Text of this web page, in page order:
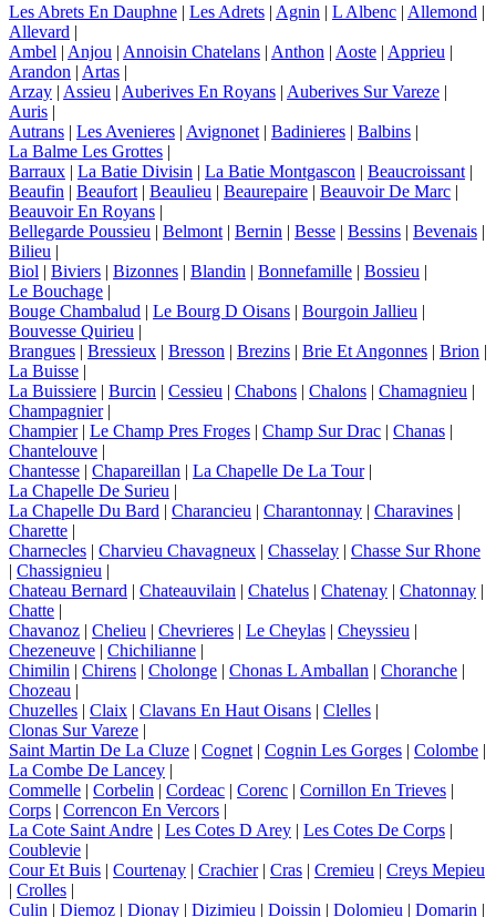
Les Abrets En Dauphne | Les Adrets | Agnin | L Albenc | Allemond |
Allevard |
Ambel | Anjou | Annoisin Chatelans | Anthon | Aoste | Apprieu |
Arandon | Artas |
Arzay | Assieu | Auberives En Royans | Auberives Sur Vareze |
Auris |
Autrans | Les Avenieres | Avignonet | Badinieres | Balbins |
La Balme Les Grottes |
Barraux | La Batie Divisin | La Batie Montgascon | Beaucroissant |
Beaufin | Beaufort | Beaulieu | Beaurepaire | Beauvoir De Marc |
Beauvoir En Royans |
Bellegarde Poussieu | Belmont | Bernin | Besse | Bessins | Bevenais |
Bilieu |
Biol | Biviers | Bizonnes | Blandin | Bonnefamille | Bossieu |
Le Bouchage |
Bouge Chambalud | Le Bourg D Oisans | Bourgoin Jallieu |
Bouvesse Quirieu |
Brangues | Bressieux | Bresson | Brezins | Brie Et Angonnes | Brion |
La Buisse |
La Buissiere | Burcin | Cessieu | Chabons | Chalons | Chamagnieu |
Champagnier |
Champier | Le Champ Pres Froges | Champ Sur Drac | Chanas |
Chantelouve |
Chantesse | Chapareillan | La Chapelle De La Tour |
La Chapelle De Surieu |
La Chapelle Du Bard | Charancieu | Charantonnay | Charavines |
Charette |
Charnecles | Charvieu Chavagneux | Chasselay | Chasse Sur Rhone
| Chassignieu |
Chateau Bernard | Chateauvilain | Chatelus | Chatenay | Chatonnay |
Chatte |
Chavanoz | Chelieu | Chevrieres | Le Cheylas | Cheyssieu |
Chezeneuve | Chichilianne |
Chimilin | Chirens | Cholonge | Chonas L Amballan | Choranche |
Chozeau |
Chuzelles | Claix | Clavans En Haut Oisans | Clelles |
Clonas Sur Vareze |
Saint Martin De La Cluze | Cognet | Cognin Les Gorges | Colombe |
La Combe De Lancey |
Commelle | Corbelin | Cordeac | Corenc | Cornillon En Trieves |
Corps | Correncon En Vercors |
La Cote Saint Andre | Les Cotes D Arey | Les Cotes De Corps |
Coublevie |
Cour Et Buis | Courtenay | Crachier | Cras | Cremieu | Creys Mepieu
| Crolles |
Culin | Diemoz | Dionay | Dizimieu | Doissin | Dolomieu | Domarin |